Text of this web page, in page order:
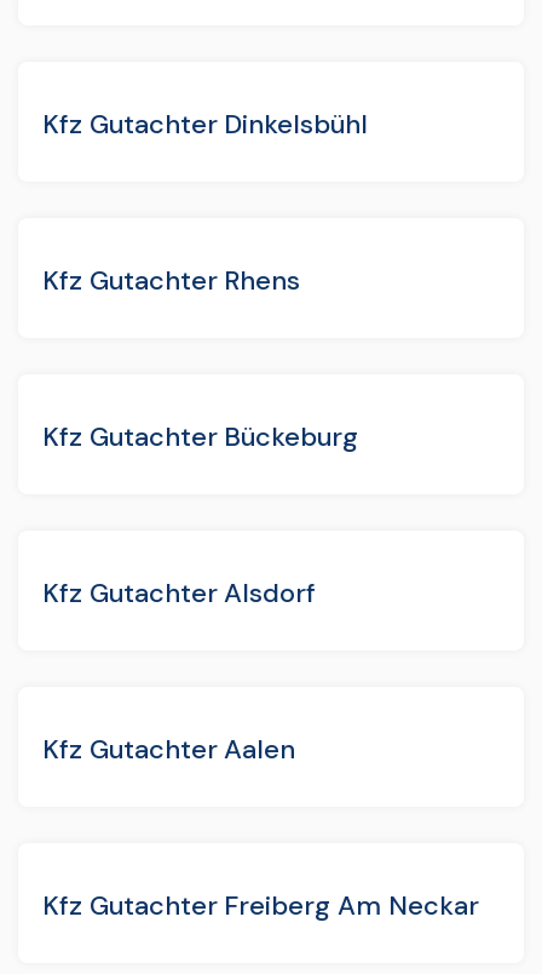
Kfz Gutachter Dinkelsbühl
Kfz Gutachter Rhens
Kfz Gutachter Bückeburg
Kfz Gutachter Alsdorf
Kfz Gutachter Aalen
Kfz Gutachter Freiberg Am Neckar